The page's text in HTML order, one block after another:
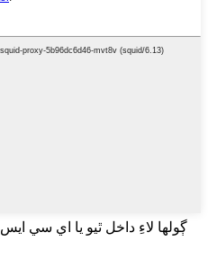
ڳولھا لاءِ داخل ٿيو يا اي سي ايس